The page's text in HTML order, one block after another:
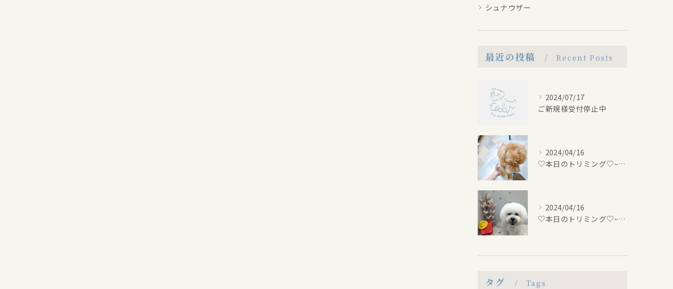
シュナウザー
最近の投稿 Recent Posts
2024/07/17
ご新規様受付停止中
2024/04/16
♡本日のトリミング♡⁠~岡崎トリミングサロン~
2024/04/16
♡本日のトリミング♡⁠~岡崎トリミングサロン~
タグ Tags